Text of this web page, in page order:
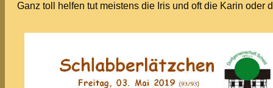
Ganz toll helfen tut meistens die Iris und oft die Karin oder